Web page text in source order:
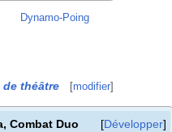
Dynamo-Poing
théâtre [modifier]
Développer
Combat Duo